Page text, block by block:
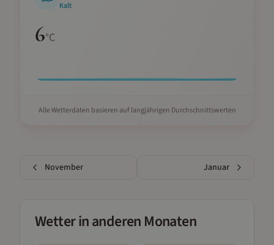
Kalt
6°C
Alle Wetterdaten basieren auf langjährigen Durchschnittswerten
November Januar
Wetter in anderen Monaten